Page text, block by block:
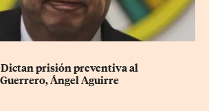
Dictan prisión preventiva al
Ángel Aguirre